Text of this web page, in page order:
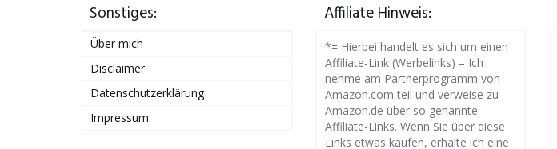
Sonstiges:
Über mich
Disclaimer
Datenschutzerklärung
Impressum
Affiliate Hinweis:
*= Hierbei handelt es sich um einen
Affiliate-Link (Werbelinks) – Ich
nehme am Partnerprogramm von
Amazon.com teil und verweise zu
Amazon.de über so genannte
Affiliate-Links. Wenn Sie über diese
Links etwas kaufen, erhalte ich eine